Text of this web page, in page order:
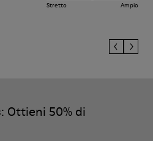
Stretto Ampio
Ottieni 50% di